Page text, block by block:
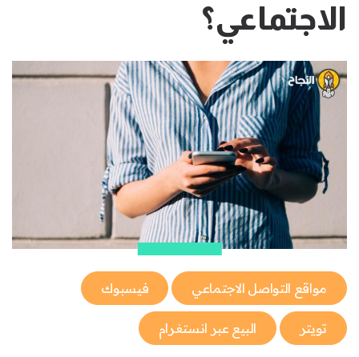
الاجتماعي؟
مواقع التواصل الاجتماعي فيسبوك
تويتر البيع عبر انستغرام